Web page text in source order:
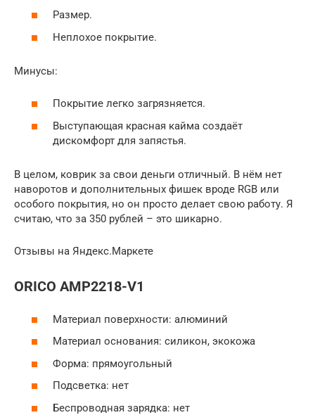
Размер.
Неплохое покрытие.
Минусы:
Покрытие легко загрязняется.
Выступающая красная кайма создаёт
дискомфорт для запястья.
В целом, коврик за свои деньги отличный. В нём нет
наворотов и дополнительных фишек вроде RGB или
особого покрытия, но он просто делает свою работу. Я
считаю, что за 350 рублей – это шикарно.
Отзывы на Яндекс.Маркете
ORICO AMP2218-V1
Материал поверхности: алюминий
Материал основания: силикон, экокожа
Форма: прямоугольный
Подсветка: нет
Беспроводная зарядка: нет